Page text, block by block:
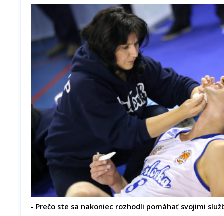
- Prečo ste sa nakoniec rozhodli pomáhať svojimi